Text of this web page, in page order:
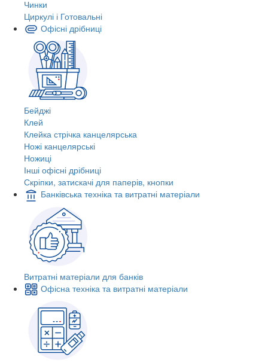
Чинки
Циркулі і Готовальні
Офісні дрібниці
Бейджі
Клей
Клейка стрічка канцелярська
Ножі канцелярські
Ножиці
Інші офісні дрібниці
Скріпки, затискачі для паперів, кнопки
Банківська техніка та витратні матеріали
Витратні матеріали для банків
Офісна техніка та витратні матеріали